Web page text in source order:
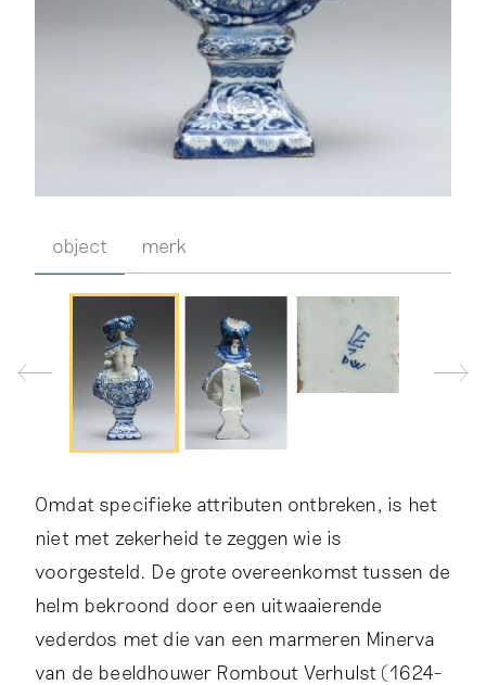
object merk
Omdat specifieke attributen ontbreken, is het
niet met zekerheid te zeggen wie is
voorgesteld. De grote overeenkomst tussen de
helm bekroond door een uitwaaierende
vederdos met die van een marmeren Minerva
van de beeldhouwer Rombout Verhulst (1624-